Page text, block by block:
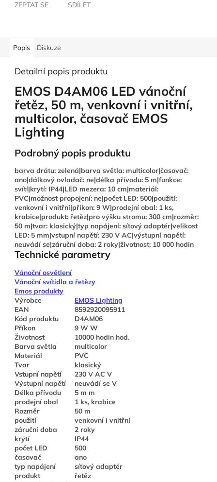
ZEPTAT SE SDÍLET
Popis Diskuze
Detailní popis produktu
EMOS D4AM06 LED vánoční
řetěz, 50 m, venkovní i vnitřní,
multicolor, časovač EMOS
Lighting
Podrobný popis produktu
barva drátu: zelená|barva světla: multicolor|časovač:
ano|dálkový ovladač: ne|délka přívodu: 5 m|funkce:
svítí|krytí: IP44|LED mezera: 10 cm|materiál:
PVC|možnost propojení: ne|počet LED: 500|použití:
venkovní i vnitřní|příkon: 9 W|prodejní obal: 1 ks,
krabice|produkt: řetěz|pro výšku stromu: 300 cm|rozměr:
50 m|tvar: klasický|typ napájení: síťový adaptér|velikost
LED: 5 mm|vstupní napětí: 230 V AC|výstupní napětí:
neuvádí se|záruční doba: 2 roky|životnost: 10 000 hodin
Technické parametry
Vánoční osvětlení
Vánoční svítidla a řetězy
Emos produkty
Výrobce
EMOS Lighting
EAN
8592920095911
Kód produktu
D4AM06
Příkon
9 W W
Životnost
10000 hodin hod.
Barva světla
multicolor
Materiál
PVC
Tvar
klasický
Vstupní napětí
230 V AC V
Výstupní napětí
neuvádí se V
Délka přívodu
5 m m
prodejní obal
1 ks, krabice
Rozměr
50 m
použití
venkovní i vnitřní
záruční doba
2 roky
krytí
IP44
počet LED
500
časovač
ano
typ napájení
síťový adaptér
produkt
řetěz